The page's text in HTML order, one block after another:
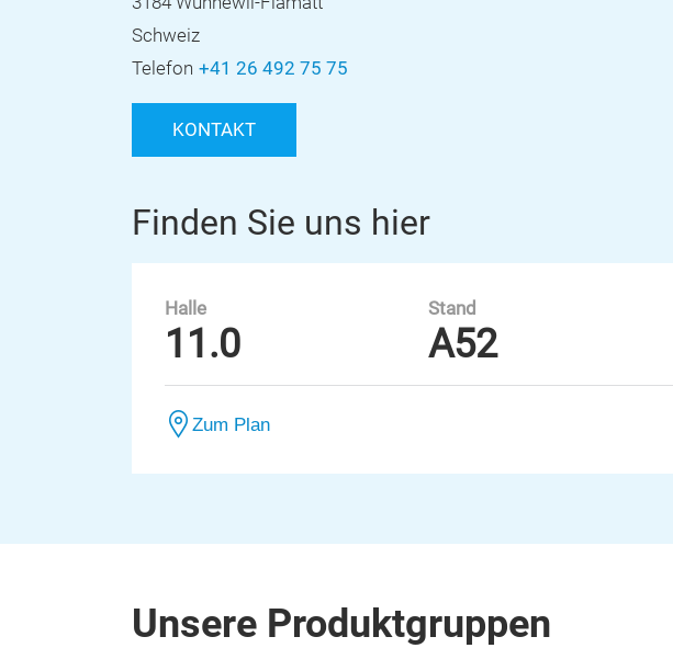
Schweiz
Telefon +41 26 492 75 75
KONTAKT
Finden Sie uns hier
Halle
11.0
Stand
A52
Zum Plan
Unsere Produktgruppen